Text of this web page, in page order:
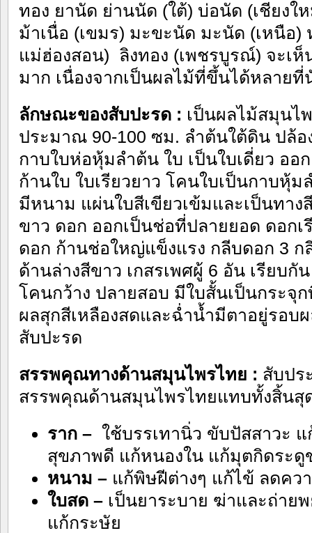
ทอง ยานัด ย่านนัด (ใต้) บ่อนัด (เชียงใ
ม้าเนื่อ (เขมร) มะขะนัด มะนัด (เหนือ)
แม่ฮ่องสอน) ลิงทอง (เพชรบูรณ์) จะเ
มาก เนื่องจากเป็นผลไม้ที่ขึ้นได้หลายที่
ลักษณะของสับปะรด : เป็นผลไม้สมุนไ
ประมาณ 90-100 ซม. ลำต้นใต้ดิน ปล้
กาบใบห่อหุ้มลำต้น ใบ เป็นใบเดี่ยว ออ
ก้านใบ ใบเรียวยาว โคนใบเป็นกาบหุ้
มีหนาม แผ่นใบสีเขียวเข้มและเป็นทาง
ขาว ดอก ออกเป็นช่อที่ปลายยอด ดอก
ดอก ก้านช่อใหญ่แข็งแรง กลีบดอก 3
ด้านล่างสีขาว เกสรเพศผู้ 6 อัน เรียบกั
โคนกว้าง ปลายสอบ มีใบสั้นเป็นกระจุก
ผลสุกสีเหลืองสดและฉ่ำน้ำมีตาอยู่รอบ
สับปะรด
สรรพคุณทางด้านสมุนไพรไทย : สับปร
สรรพคุณด้านสมุนไพรไทยแทบทั้งสิ้นสุด
ราก –ใช้บรรเทานิ่ว ขับปัสสาวะ แ
สุขภาพดี แก้หนองใน แก้มุตกิดระดู
หนาม –แก้พิษฝีต่างๆ แก้ไข้ ลดคว
ใบสด –เป็นยาระบาย ฆ่าและถ่าย
แก้กระษัย